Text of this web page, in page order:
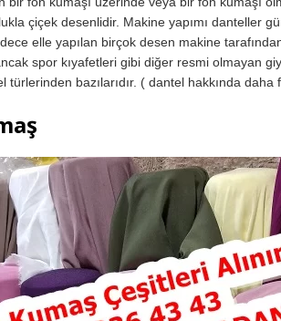
çiçek desenlidir. Makine yapımı danteller
elle yapılan birçok desen makine
spor kıyafetleri gibi diğer resmi olmayan
türlerinden bazılarıdır. ( dantel hakkında